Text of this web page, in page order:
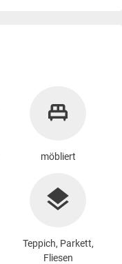
möbliert
Teppich, Parkett,
Fliesen